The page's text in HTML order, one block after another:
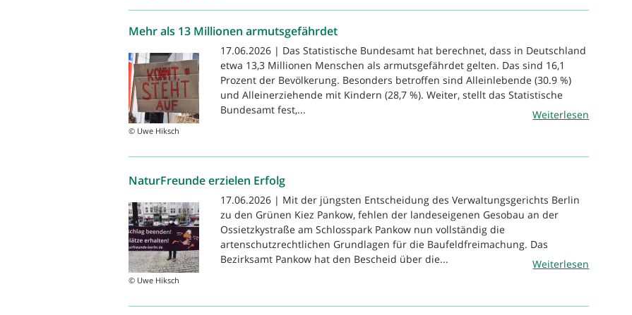
Mehr als 13 Millionen armutsgefährdet
© Uwe Hiksch
17.06.2026 | Das Statistische Bundesamt hat berechnet, dass in Deutschland
etwa 13,3 Millionen Menschen als armutsgefährdet gelten. Das sind 16,1
Prozent der Bevölkerung. Besonders betroffen sind Alleinlebende (30.9 %)
und Alleinerziehende mit Kindern (28,7 %). Weiter, stellt das Statistische
Bundesamt fest,...
Weiterlesen
NaturFreunde erzielen Erfolg
© Uwe Hiksch
17.06.2026 | Mit der jüngsten Entscheidung des Verwaltungsgerichts Berlin
zu den Grünen Kiez Pankow, fehlen der landeseigenen Gesobau an der
Ossietzkystraße am Schlosspark Pankow nun vollständig die
artenschutzrechtlichen Grundlagen für die Baufeldfreimachung. Das
Bezirksamt Pankow hat den Bescheid über die...
Weiterlesen